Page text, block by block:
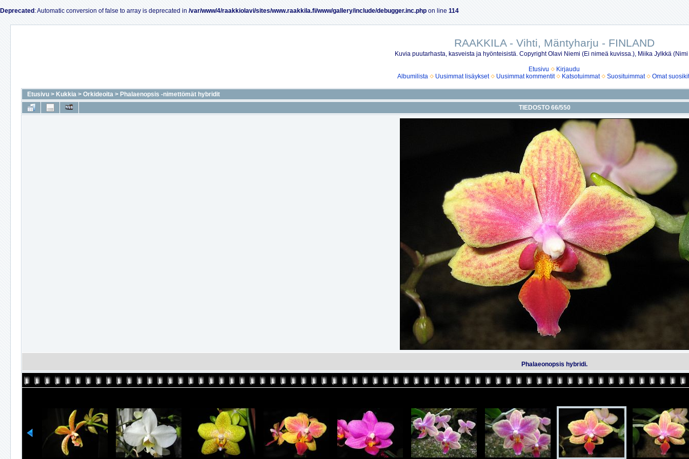
Deprecated : Automatic conversion of false to array is deprecated in /var/www/4/raakkiolavi/sites/www.raakkila.fi/www/gallery/include/debugger.inc.php on line 114
RAAKKILA - Vihti, Mäntyharju - FINLAND
Kuvia puutarhasta, kasveista ja hyönteisistä. Copyright Olavi Niemi (Ei nimeä kuvissa.), Miika Jylkkä
Etusivu
Kirjaudu
Albumilista
Uusimmat lisäykset Uusimmat kommentit Katsotuimmat Suosituimmat Omat suosikit
Etusivu > Kukkia > Orkideoita > Phalaenopsis -nimettömät hybridit
TIEDOSTO 66/550
Phalaeonopsis hybridi.